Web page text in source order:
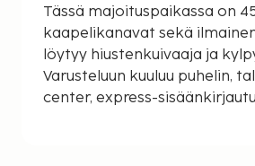
Tässä majoituspaikassa on
kaapelikanavat sekä
löytyy hiustenkuivaaja ja
Varusteluun kuuluu puhelin, tallelokero ja
center, express-